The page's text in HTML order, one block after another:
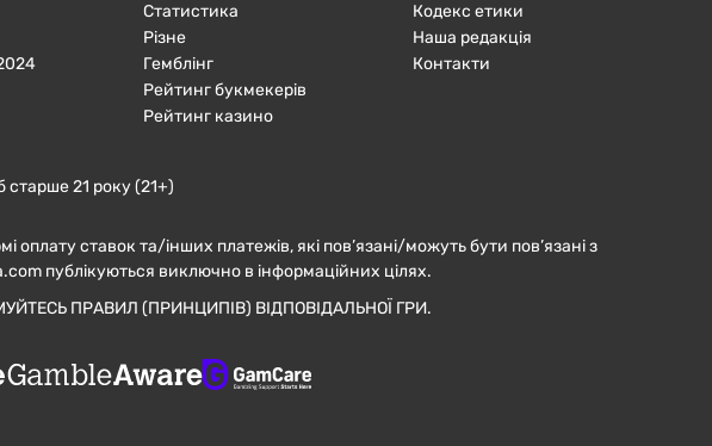
Статистика
Різне
Гемблінг
Рейтинг букмекерів
Рейтинг казино
Кодекс етики
Наша редакція
Контакти
старше 21 року (21+)
оплату ставок та/інших платежів, які пов’язані/можуть бути пов’язані з
публікуються виключно в інформаційних цілях.
ПРАВИЛ (ПРИНЦИПІВ) ВІДПОВІДАЛЬНОЇ ГРИ.